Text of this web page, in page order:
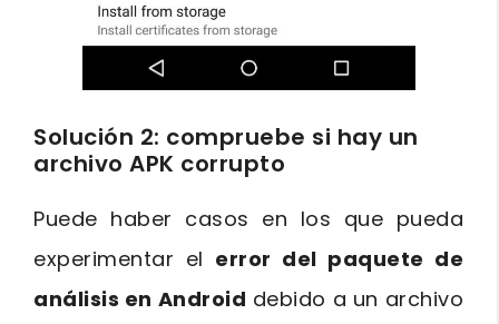
Solución 2: compruebe si hay un
archivo APK corrupto
Puede haber casos en los que pueda
experimentar el error del paquete de
análisis en Android debido a un archivo